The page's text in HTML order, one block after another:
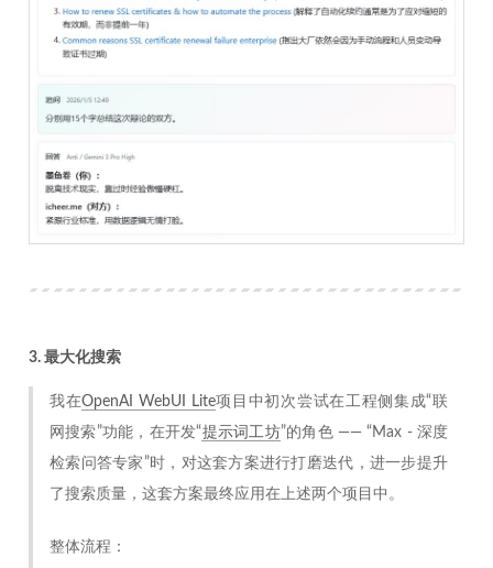
3. 最大化搜索
我在OpenAI WebUI Lite项目中初次尝试在工程侧集成“联
网搜索”功能，在开发“提示词工坊”的角色 —— “Max - 深度
检索问答专家”时，对这套方案进行打磨迭代，进一步提升
了搜索质量，这套方案最终应用在上述两个项目中。
整体流程：